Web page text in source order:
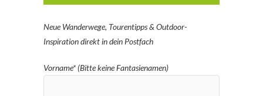
Neue Wanderwege, Tourentipps & Outdoor-
Inspiration direkt in dein Postfach
Vorname* (Bitte keine Fantasienamen)